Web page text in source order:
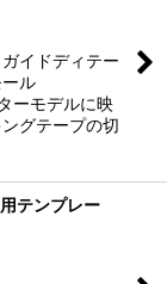
イドディテー
ル
ーモデルに映
グテープの切
テンプレー